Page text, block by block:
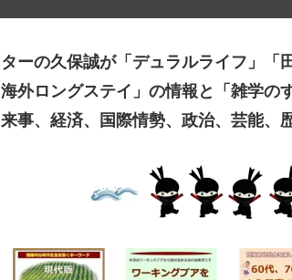
ーの久保誠が「デュラルライフ」「
外ロングステイ」の情報と「雑学の
事、経済、国際情勢、政治、芸能、